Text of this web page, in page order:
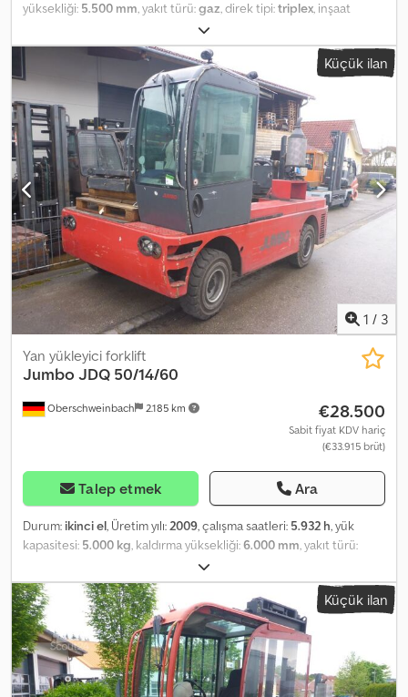
yüksekliği: 5.500 mm , yakıt türü:gaz , direk tipi:triplex , inşaat
, lastik durumu:
Küçük ilan
1 / 3
Oberschweinbach 2.185 km
Yan yükleyici forklift
JumboJDQ 50/14/60
€28.500
Sabit fiyat KDV hariç
(€33.915 brüt)
Talep etmek Ara
Durum: ikinci el, Üretim yılı:2009, çalışma saatleri: 5.932 h, yük
kapasitesi: 5.000 kg, kaldırma yüksekliği:6.000 mm, yakıt türü:
3.890 mm, lastik durumu:
diğer,
Küçük ilan